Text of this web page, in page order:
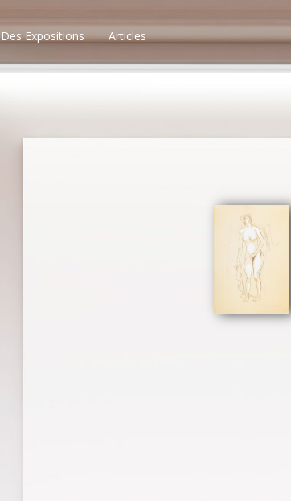
Des Expositions Articles